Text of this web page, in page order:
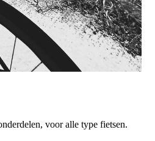
voor alle type fietsen.